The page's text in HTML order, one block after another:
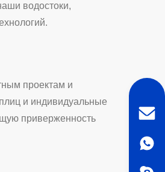
водостоки,
проектам и
и индивидуальные
приверженность